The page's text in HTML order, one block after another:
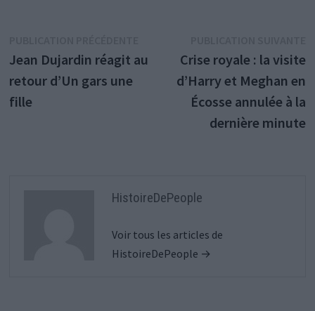
de
l’article
précédente :
Jean Dujardin réagit au
retour d’Un gars une
fille
Crise royale : la visite
d’Harry et Meghan en
Écosse annulée à la
dernière minute
HistoireDePeople
Voir tous les articles de
HistoireDePeople →